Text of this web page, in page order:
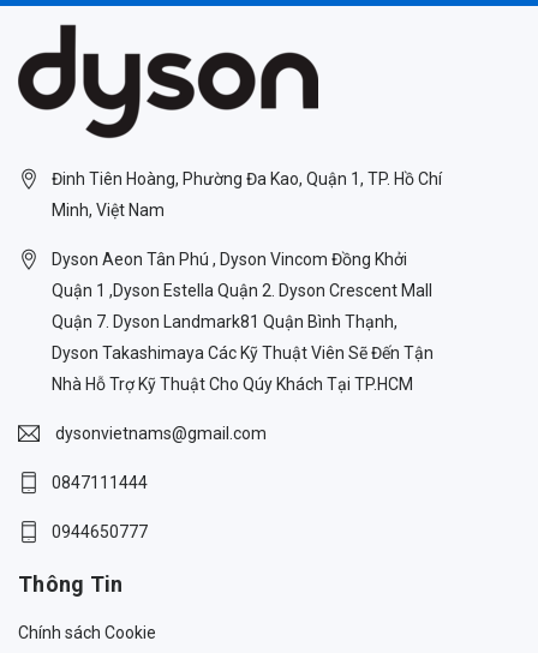
Đinh Tiên Hoàng, Phường Đa Kao, Quận 1, TP. Hồ Chí
Minh, Việt Nam
Dyson Aeon Tân Phú , Dyson Vincom Đồng Khởi
Quận 1 ,Dyson Estella Quận 2. Dyson Crescent Mall
Quận 7. Dyson Landmark81 Quận Bình Thạnh,
Dyson Takashimaya Các Kỹ Thuật Viên Sẽ Đến Tận
Nhà Hỗ Trợ Kỹ Thuật Cho Qúy Khách Tại TP.HCM
dysonvietnams@gmail.com
0847111444
0944650777
Thông Tin
Chính sách Cookie